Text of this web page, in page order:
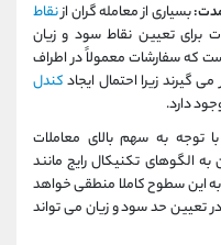
بسیاری از معامله گران ازنقاط
برای تعیین نقاط سود و زیان
که سفارشات معمولاً در اطراف
می گیرند زیرا احتمال ایجادکندل
دارد.
با توجه به سهم بالای معاملات
به الگوهای تکنیکال رایج مانند
این سطوح کاملا منطقی خواهد
در تعیین حد سود و زیان می تواند